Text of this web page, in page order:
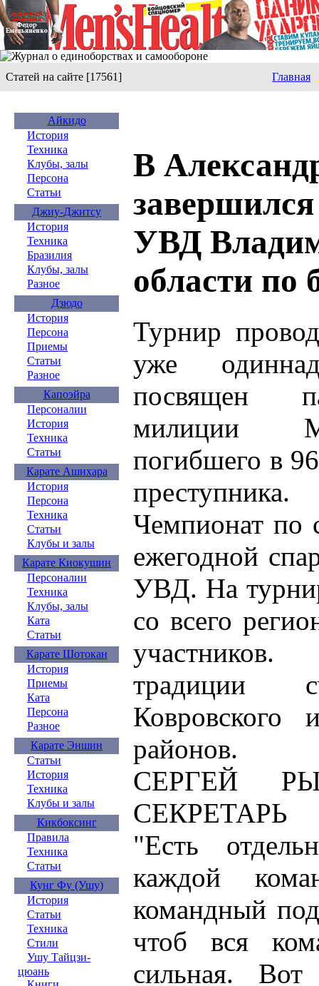
Статей на сайте [17561] Главная
Айкидо
История
Техника
Клубы, залы
Персона
Статьи
Джиу-Джитсу
История
Техника
Бразилия
Клубы, залы
Разное
Дзюдо
История
Персона
Приемы
Статьи
Разное
Капоэйра
Персоналии
История
Техника
Статьи
Карате Ашихара
История
Персона
Техника
Статьи
Клубы и залы
Карате Киокушин
Персоналии
Техника
Клубы, залы
Ката
Статьи
Карате Шотокан
История
Приемы
Ката
Персона
Разное
Карате Эншин
Статьи
История
Техника
Клубы и залы
Кикбоксинг
Правила
Техника
Статьи
Кунг Фу (Ушу)
История
Статьи
Техника
Стили
Ушу Тайцзи-
цюань
В
УВД
области по
Турнир
уже
посвящен
милиции
погибшего в
преступника.
Чемпионат по
ежегодной
УВД. На
со всего
традиции
Ковровского
районов.
СЕРГЕЙ
СЕКРЕТАРЬ
"Есть
каждой
командный
чтоб вся
сильная.